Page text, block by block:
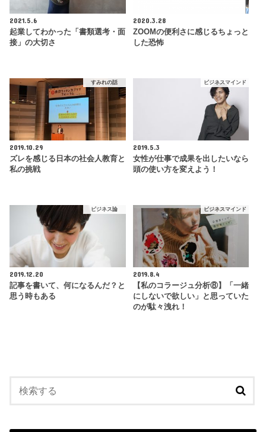
2021.5.6
起業してわかった「書類選考・面
接」の大切さ
2020.3.28
ZOOMの便利さに感じるちょっと
した恐怖
すみれの話
2019.10.29
ズレを感じる日本の社会人教育と
私の挑戦
ビジネスマインド
2019.5.3
女性が仕事で成果を出したいなら
頭の使い方を変えよう！
ビジネス論
2019.12.20
記事を書いて、何になるんだ？と
思う時もある
ビジネスマインド
2019.8.4
【私のコラージュ分析⑧】「一緒
にしないで欲しい」と思っていた
のが駄々洩れ！